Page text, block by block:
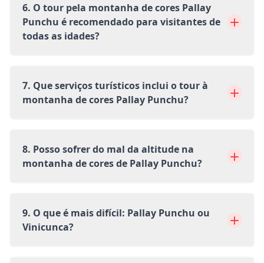
6. O tour pela montanha de cores Pallay
Punchu é recomendado para visitantes de
todas as idades?
7. Que serviços turísticos inclui o tour à
montanha de cores Pallay Punchu?
8. Posso sofrer do mal da altitude na
montanha de cores de Pallay Punchu?
9. O que é mais difícil: Pallay Punchu ou
Vinicunca?